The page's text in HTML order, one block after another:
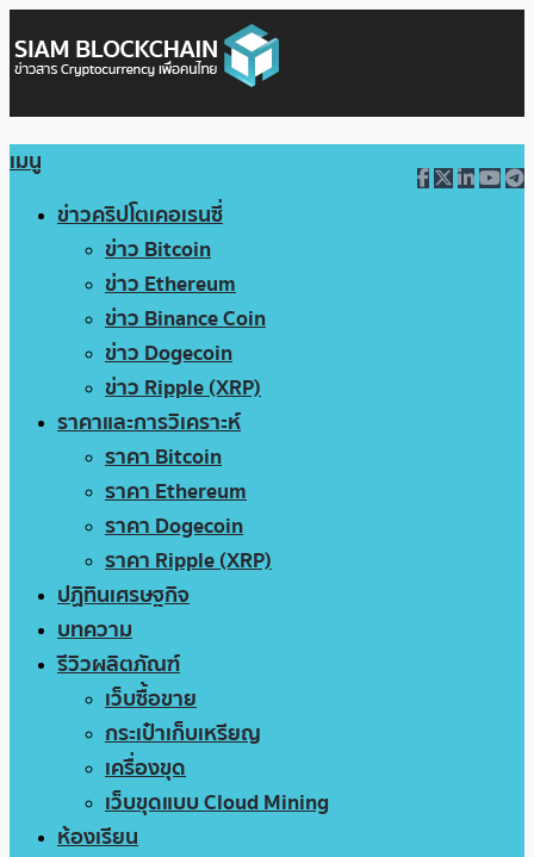
เมนู
ข่าวคริปโตเคอเรนซี่
ข่าว Bitcoin
ข่าว Ethereum
ข่าว Binance Coin
ข่าว Dogecoin
ข่าว Ripple (XRP)
ราคาและการวิเคราะห์
ราคา Bitcoin
ราคา Ethereum
ราคา Dogecoin
ราคา Ripple (XRP)
ปฏิทินเศรษฐกิจ
บทความ
รีวิวผลิตภัณฑ์
เว็บซื้อขาย
กระเป๋าเก็บเหรียญ
เครื่องขุด
เว็บขุดแบบ Cloud Mining
ห้องเรียน